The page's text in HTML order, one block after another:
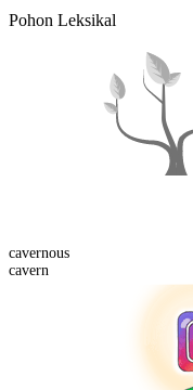
Pohon Leksikal
cavernous
cavern